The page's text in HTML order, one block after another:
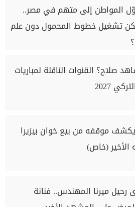
المواطن إلى متهم في مصر..
تشغيل خطوط المحمول دون علم
صلاح؟ القنوات الناقلة لمباريات
2027
يكشف موقفه من بيع خوان بيزيرا
الأخير (خاص)
ميرنا المهندس.. فنانة